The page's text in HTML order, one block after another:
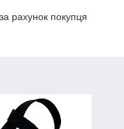
рахунок покупця